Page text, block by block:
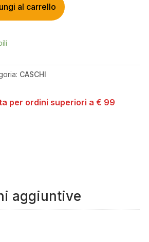
al carrello
CASCHI
per ordini superiori a € 99
aggiuntive